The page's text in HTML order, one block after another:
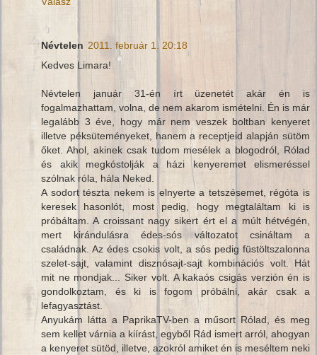
Névtelen 2011. február 1. 20:18
Kedves Limara!
Névtelen január 31-én írt üzenetét akár én is
fogalmazhattam, volna, de nem akarom ismételni. Én is már
legalább 3 éve, hogy már nem veszek boltban kenyeret
illetve péksüteményeket, hanem a receptjeid alapján sütöm
őket. Ahol, akinek csak tudom mesélek a blogodról, Rólad
és akik megkóstolják a házi kenyeremet elismeréssel
szólnak róla, hála Neked.
A sodort tészta nekem is elnyerte a tetszésemet, régóta is
keresek hasonlót, most pedig, hogy megtaláltam ki is
próbáltam. A croissant nagy sikert ért el a múlt hétvégén,
mert kirándulásra édes-sós változatot csináltam a
családnak. Az édes csokis volt, a sós pedig füstöltszalonna
szelet-sajt, valamint disznósajt-sajt kombinációs volt. Hát
mit ne mondjak... Siker volt. A kakaós csigás verzión én is
gondolkoztam, és ki is fogom próbálni, akár csak a
lefagyasztást.
Anyukám látta a PaprikaTV-ben a műsort Rólad, és meg
sem kellet várnia a kiírást, egyből Rád ismert arról, ahogyan
a kenyeret sütöd, illetve, azokról amiket én is meséltem neki